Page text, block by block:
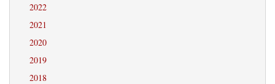
2022
2021
2020
2019
2018